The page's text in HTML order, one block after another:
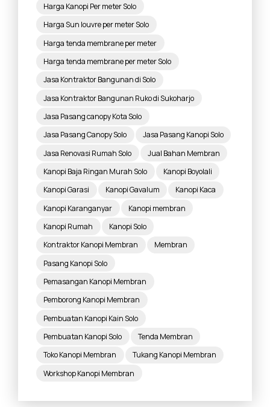
Harga Kanopi Per meter Solo
Harga Sun louvre per meter Solo
Harga tenda membrane per meter
Harga tenda membrane per meter Solo
Jasa Kontraktor Bangunan di Solo
Jasa Kontraktor Bangunan Ruko di Sukoharjo
Jasa Pasang canopy Kota Solo
Jasa Pasang Canopy Solo
Jasa Pasang Kanopi Solo
Jasa Renovasi Rumah Solo
Jual Bahan Membran
Kanopi Baja Ringan Murah Solo
Kanopi Boyolali
Kanopi Garasi
Kanopi Gavalum
Kanopi Kaca
Kanopi Karanganyar
Kanopi membran
Kanopi Rumah
Kanopi Solo
Kontraktor Kanopi Membran
Membran
Pasang Kanopi Solo
Pemasangan Kanopi Membran
Pemborong Kanopi Membran
Pembuatan Kanopi Kain Solo
Pembuatan Kanopi Solo
Tenda Membran
Toko Kanopi Membran
Tukang Kanopi Membran
Workshop Kanopi Membran